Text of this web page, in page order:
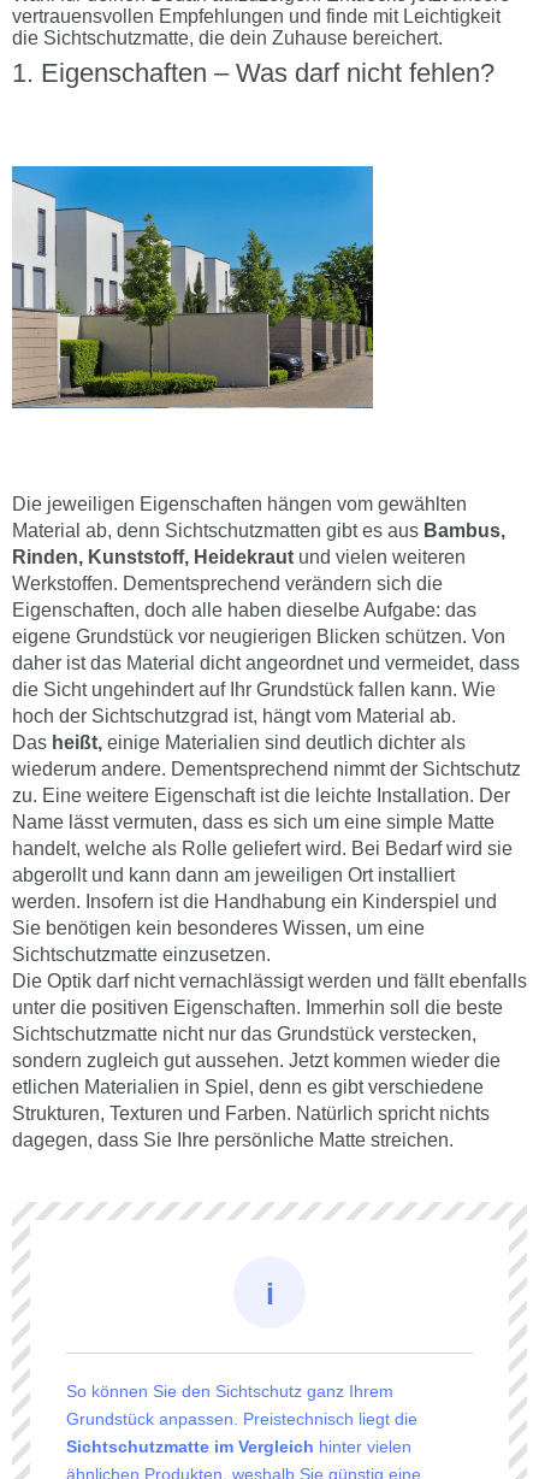
Eigenschaften – Was darf nicht fehlen?
Rinden, Kunststoff, Heidekrautund vielen weiteren
Werkstoffen. Dementsprechend verändern sich die
Eigenschaften, doch alle haben dieselbe Aufgabe: das
eigene Grundstück vor neugierigen Blicken schützen. Von
daher ist das Material dicht angeordnet und vermeidet, dass
die Sicht ungehindert auf Ihr Grundstück fallen kann. Wie
hoch der Sichtschutzgrad ist, hängt vom Material ab.
Dasheißt,einige Materialien sind deutlich dichter als
wiederum andere. Dementsprechend nimmt der Sichtschutz
zu. Eine weitere Eigenschaft ist die leichte Installation. Der
Name lässt vermuten, dass es sich um eine simple Matte
handelt, welche als Rolle geliefert wird. Bei Bedarf wird sie
abgerollt und kann dann am jeweiligen Ort installiert
werden. Insofern ist die Handhabung ein Kinderspiel und
Sie benötigen kein besonderes Wissen, um eine
Sichtschutzmatte einzusetzen.
Die Optik darf nicht vernachlässigt werden und fällt ebenfalls
unter die positiven Eigenschaften. Immerhin soll die beste
Sichtschutzmatte nicht nur das Grundstück verstecken,
sondern zugleich gut aussehen. Jetzt kommen wieder die
etlichen Materialien in Spiel, denn es gibt verschiedene
Strukturen, Texturen und Farben. Natürlich spricht nichts
dagegen, dass Sie Ihre persönliche Matte streichen.
So können Sie den Sichtschutz ganz Ihrem
Sichtschutzmatte im Vergleichhinter vielen
ähnlichen Produkten, weshalb Sie günstig eine